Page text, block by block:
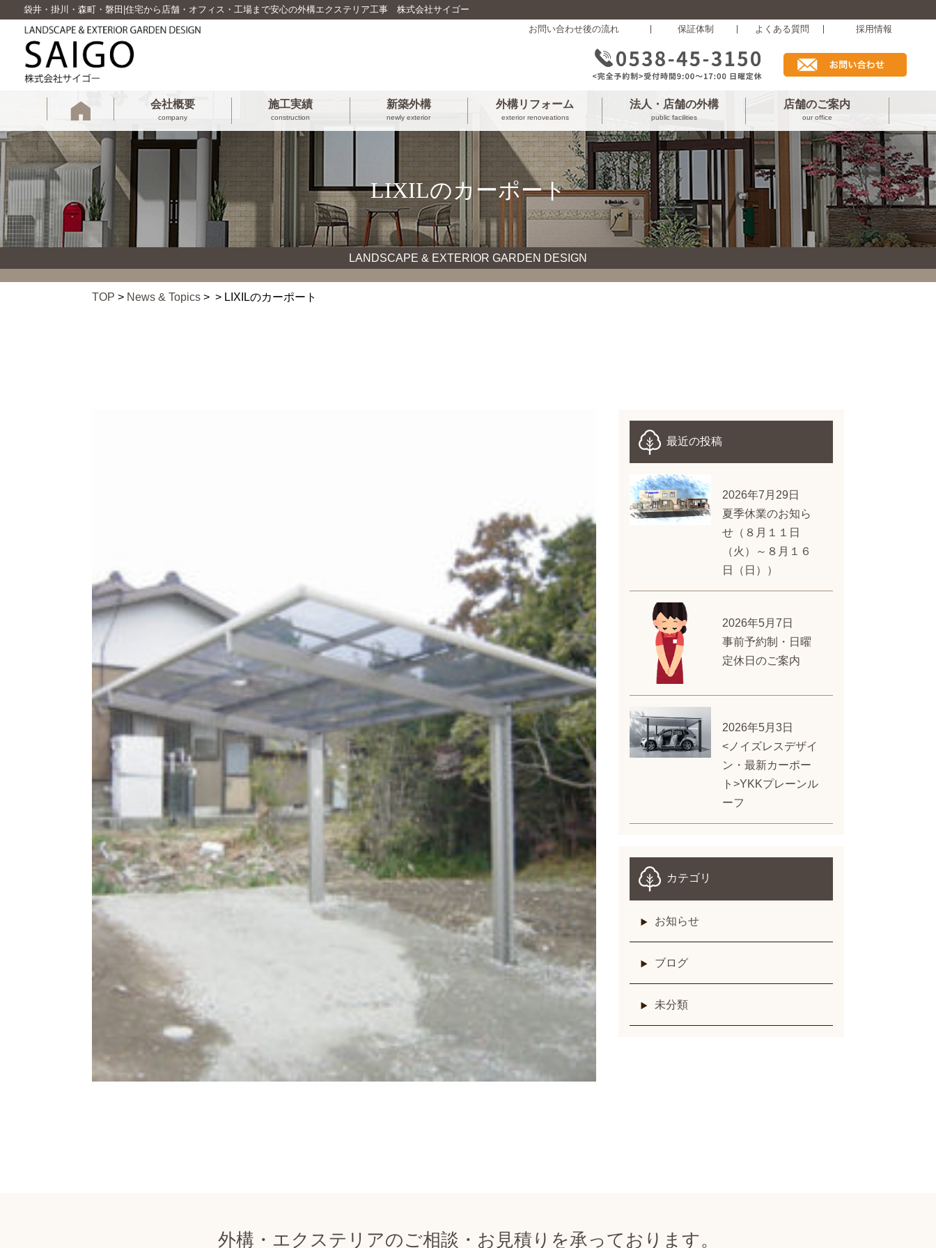
袋井・掛川・森町・磐田|住宅から店舗・オフィス・工場まで安心の外構エクステリア工事 株式会社サイゴー
お問い合わせ後の流れ
保証体制 よくある質問 採用情報
会社概要
company
施工実績
construction
新築外構
newly exterior
外構リフォーム
exterior renoveations
法人・店舗の外構
public facilities
店舗のご案内
our office
LIXILのカーポート
LANDSCAPE & EXTERIOR GARDEN DESIGN
TOP > News & Topics > > LIXILのカーポート
最近の投稿
2026年7月29日
夏季休業のお知ら
せ（８月１１日
（火）～８月１６
日（日））
2026年5月7日
事前予約制・日曜
定休日のご案内
2026年5月3日
<ノイズレスデザイ
ン・最新カーポー
ト>YKKプレーンル
ーフ
カテゴリ
お知らせ
ブログ
未分類
外構・エクステリアのご相談・お見積りを承っております。